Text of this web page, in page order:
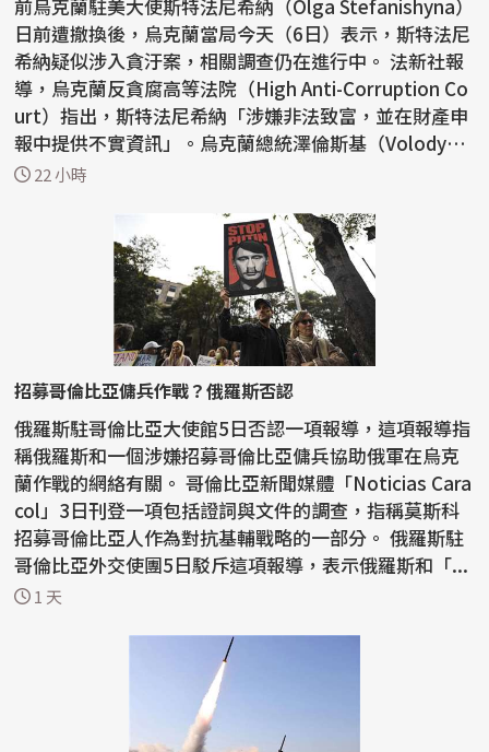
前烏克蘭駐美大使斯特法尼希納（Olga Stefanishyna）
日前遭撤換後，烏克蘭當局今天（6日）表示，斯特法尼
希納疑似涉入貪汙案，相關調查仍在進行中。 法新社報
導，烏克蘭反貪腐高等法院（High Anti-Corruption Co
urt）指出，斯特法尼希納「涉嫌非法致富，並在財產申
報中提供不實資訊」。烏克蘭總統澤倫斯基（Volody
m...22 小時
招募哥倫比亞傭兵作戰？俄羅斯否認
俄羅斯駐哥倫比亞大使館5日否認一項報導，這項報導指
稱俄羅斯和一個涉嫌招募哥倫比亞傭兵協助俄軍在烏克
蘭作戰的網絡有關。 哥倫比亞新聞媒體「Noticias Cara
col」3日刊登一項包括證詞與文件的調查，指稱莫斯科
招募哥倫比亞人作為對抗基輔戰略的一部分。 俄羅斯駐
哥倫比亞外交使團5日駁斥這項報導，表示俄羅斯和「...
1 天